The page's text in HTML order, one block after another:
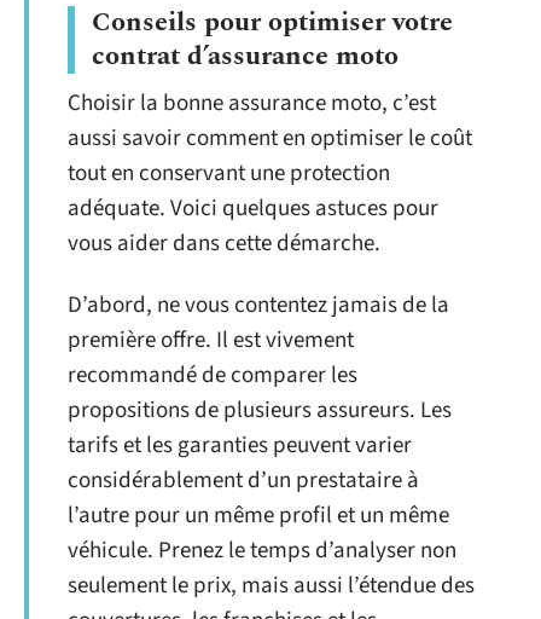
Conseils pour optimiser votre
contrat d’assurance moto
Choisir la bonne assurance moto, c’est
aussi savoir comment en optimiser le coût
tout en conservant une protection
adéquate. Voici quelques astuces pour
vous aider dans cette démarche.
D’abord, ne vous contentez jamais de la
première offre. Il est vivement
recommandé de comparer les
propositions de plusieurs assureurs. Les
tarifs et les garanties peuvent varier
considérablement d’un prestataire à
l’autre pour un même profil et un même
véhicule. Prenez le temps d’analyser non
seulement le prix, mais aussi l’étendue des